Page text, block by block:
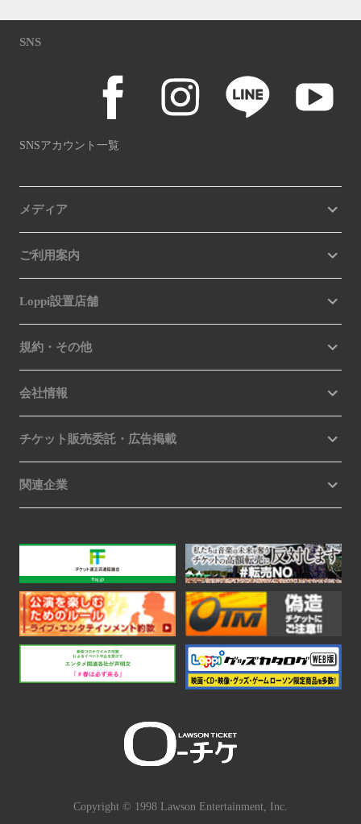
SNS
SNSアカウント一覧
メディア
ご利用案内
Loppi設置店舗
規約・その他
会社情報
チケット販売委託・広告掲載
関連企業
Copyright © 1998 Lawson Entertainment, Inc.